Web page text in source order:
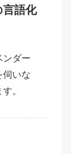
語化
ンダー
伺いな
。